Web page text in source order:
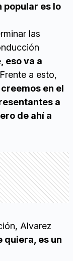
popular es lo
las
eso va a
a esto,
en el
a
de ahí a
Alvarez
quiera, es un